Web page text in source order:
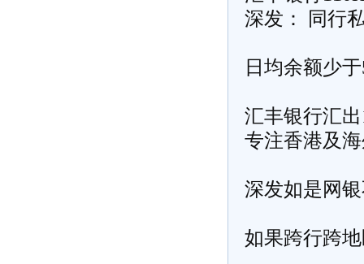
深发： 同行
日均余额少
汇丰银行汇
专注香港及
深发如是网
如果跨行跨